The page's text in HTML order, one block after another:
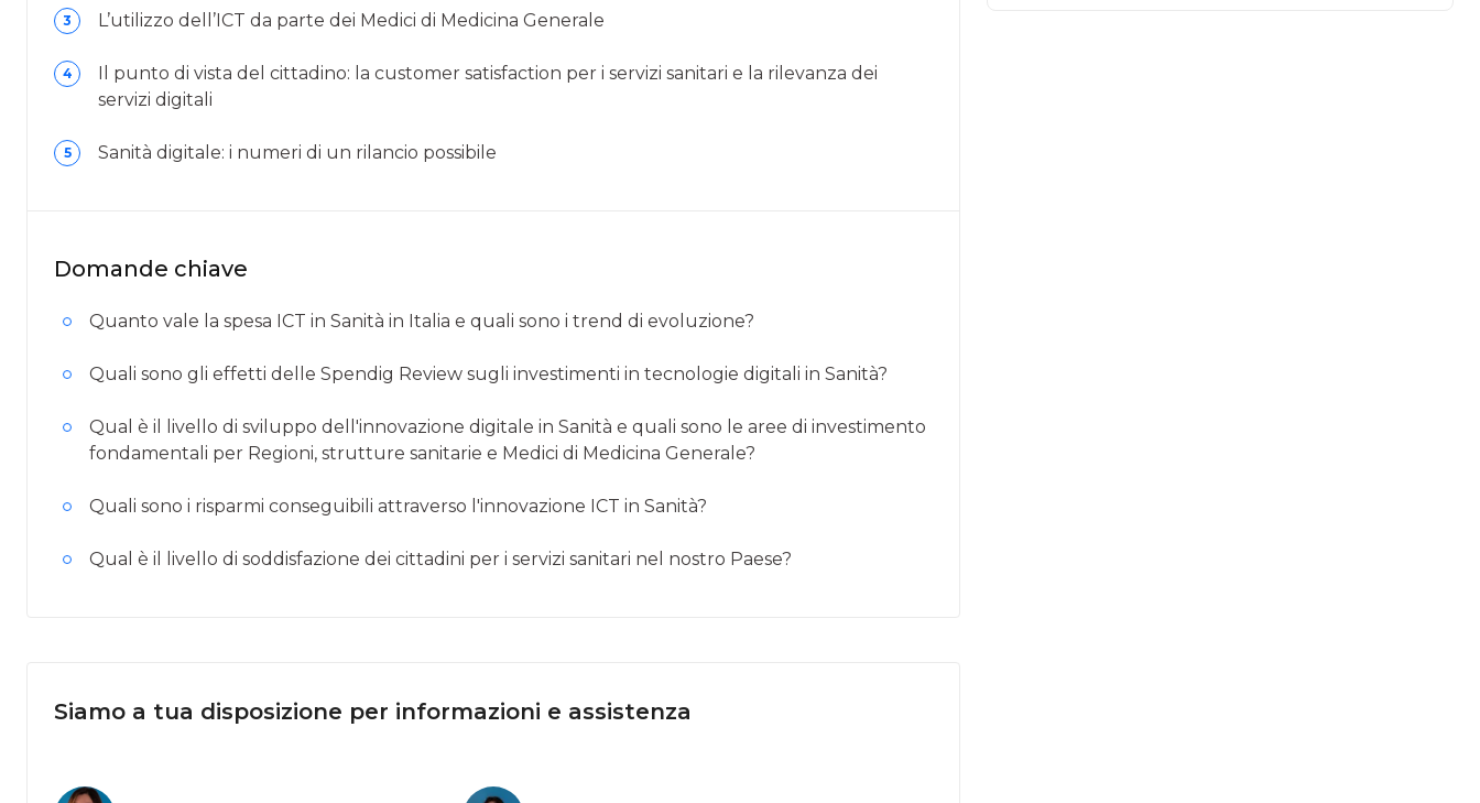
3 L’utilizzo dell’ICT da parte dei Medici di Medicina Generale
4
Il punto di vista del cittadino: la customer satisfaction per i servizi sanitari e la rilevanza dei
servizi digitali
5 Sanità digitale: i numeri di un rilancio possibile
Domande chiave
Quanto vale la spesa ICT in Sanità in Italia e quali sono i trend di evoluzione?
Quali sono gli effetti delle Spendig Review sugli investimenti in tecnologie digitali in Sanità?
Qual è il livello di sviluppo dell'innovazione digitale in Sanità e quali sono le aree di investimento
fondamentali per Regioni, strutture sanitarie e Medici di Medicina Generale?
Quali sono i risparmi conseguibili attraverso l'innovazione ICT in Sanità?
Qual è il livello di soddisfazione dei cittadini per i servizi sanitari nel nostro Paese?
Siamo a tua disposizione per informazioni e assistenza